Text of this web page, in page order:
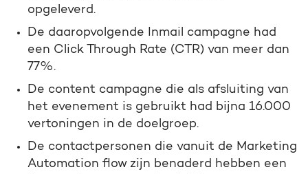
opgeleverd.
De daaropvolgende Inmail campagne had
een Click Through Rate (CTR) van meer dan
77%.
De content campagne die als afsluiting van
het evenement is gebruikt had bijna 16.000
vertoningen in de doelgroep.
De contactpersonen die vanuit de Marketing
Automation flow zijn benaderd hebben een